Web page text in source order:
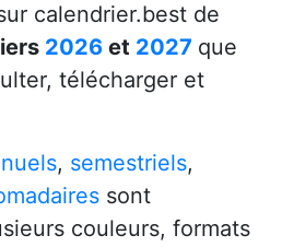
calendrier.best de
2026 et 2027 que
télécharger et
, semestriels,
sont
couleurs, formats